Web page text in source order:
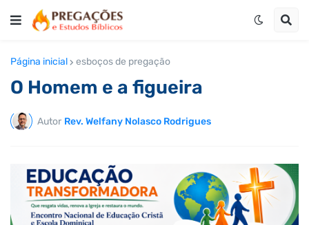
Página inicial esboços de pregação
O Homem e a figueira
Autor Rev. Welfany Nolasco Rodrigues